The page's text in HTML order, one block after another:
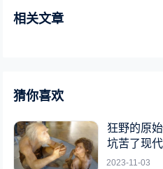
相关文章
猜你喜欢
狂野的原
坑苦了现
2023-11-03